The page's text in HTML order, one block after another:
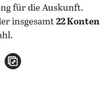
für die Auskunft.
insgesamt 22 Konten
teilen
per E-Mail teilen